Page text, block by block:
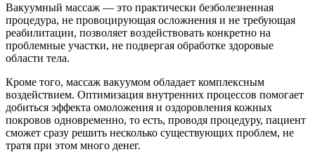
Вакуумный массаж — это практически безболезненная
процедура, не провоцирующая осложнения и не требующая
реабилитации, позволяет воздействовать конкретно на
проблемные участки, не подвергая обработке здоровые
области тела.
Кроме того, массаж вакуумом обладает комплексным
воздействием. Оптимизация внутренних процессов помогает
добиться эффекта омоложения и оздоровления кожных
покровов одновременно, то есть, проводя процедуру, пациент
сможет сразу решить несколько существующих проблем, не
тратя при этом много денег.